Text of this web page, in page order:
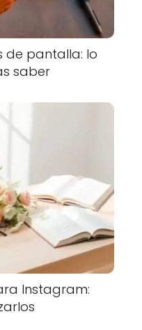
de pantalla: lo
saber
Instagram: